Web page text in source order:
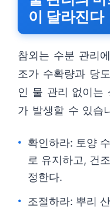
이 달라진다
참외는 수분 관리
조가 수확량과 당
인 물 관리 없이는
가 발생할 수 있습
확인하라: 토양
로 유지하고, 건
정한다.
조절하라: 뿌리